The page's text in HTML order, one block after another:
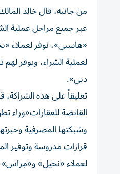
من جانبه، قال خالد
عبر جميع مراحل عملية
«هاسبي»، نوفر لعملاء
لعملية الشراء، ويوفر
دبي».
تعليقاً على هذه
القابضة للعقارات«وراء
وشبكتها المصرفية
قرارات مدروسة وتوفير
لعملاء «نخيل»